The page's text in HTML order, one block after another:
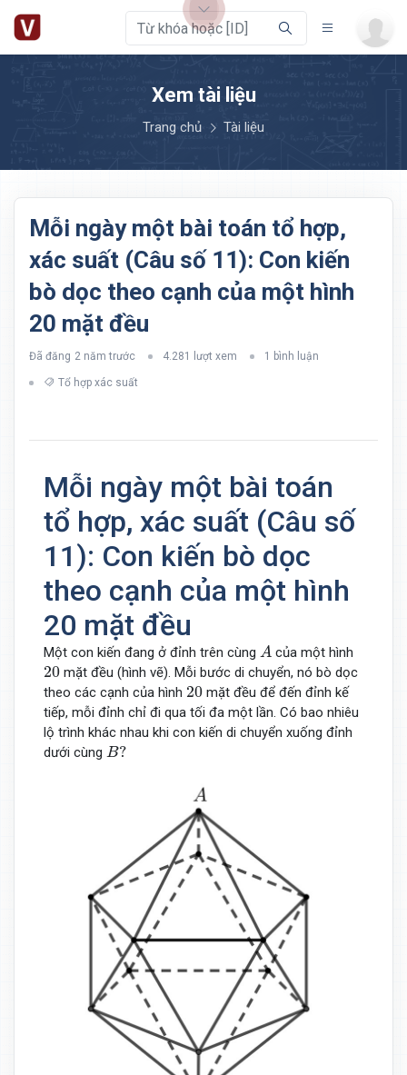
Xem tài liệu
Trang chủ Tài liệu
Mỗi ngày một bài toán tổ hợp,
xác suất (Câu số 11): Con kiến
bò dọc theo cạnh của một hình
20 mặt đều
Đã đăng 2 năm trước 4.281 lượt xem 1 bình luận
Tổ hợp xác suất
Mỗi ngày một bài toán
tổ hợp, xác suất (Câu số
11): Con kiến bò dọc
theo cạnh của một hình
20 mặt đều
Một con kiến đang ở đỉnh trên cùng A
A của một hình
20
20 mặt đều (hình vẽ). Mỗi bước di chuyển, nó bò dọc
theo các cạnh của hình 20
20 mặt đều để đến đỉnh kế
tiếp, mỗi đỉnh chỉ đi qua tối đa một lần. Có bao nhiêu
lộ trình khác nhau khi con kiến di chuyển xuống đỉnh
dưới cùng B?
B?